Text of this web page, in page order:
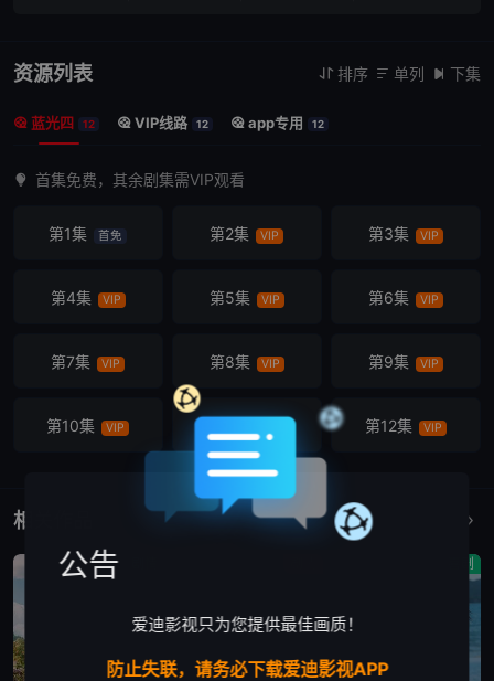
资源列表  排序  单列  下集
 蓝光四 12  VIP线路 12  app专用 12
首集免费，其余剧集需VIP观看
第1集 首免 第2集 VIP 第3集 VIP
第4集 VIP 第5集 VIP 第6集 VIP
第7集 VIP 第8集 VIP 第9集 VIP
第10集 VIP 第12集 VIP
相关作品
喜剧
公告
爱迪影视只为您提供最佳画质！
防止失联，请务必下载爱迪影视APP